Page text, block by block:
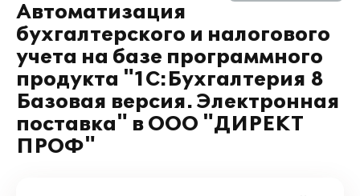
Автоматизация
бухгалтерского и налогового
учета на базе программного
продукта "1С:Бухгалтерия 8
Базовая версия. Электронная
поставка" в ООО "ДИРЕКТ
ПРОФ"